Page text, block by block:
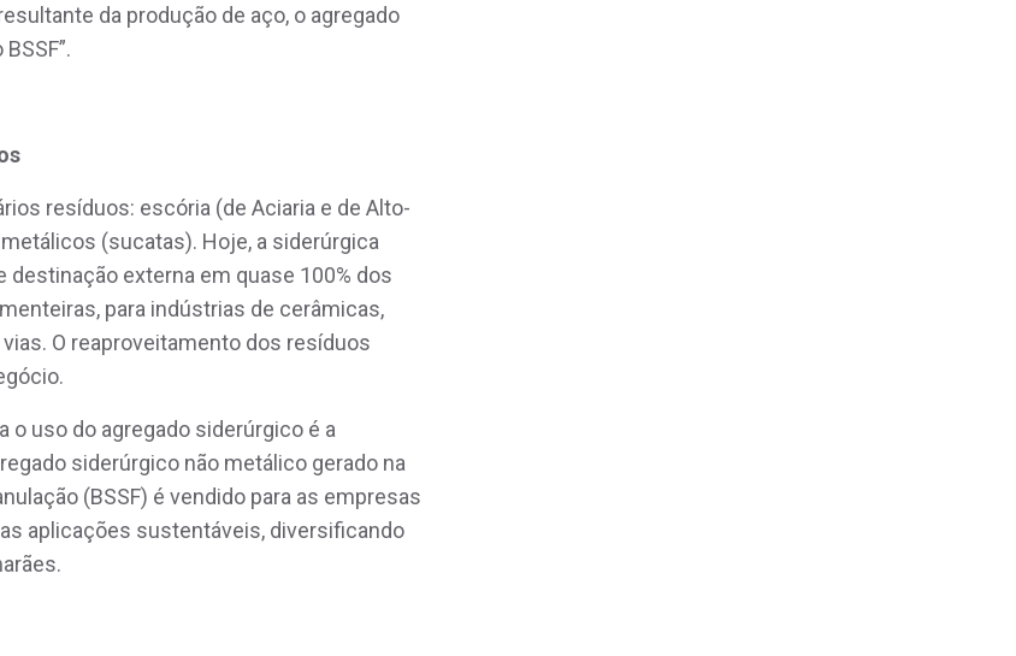
da produção de aço, o agregado
resíduos: escória (de Aciaria e de Alto-
(sucatas). Hoje, a siderúrgica
externa em quase 100% dos
para indústrias de cerâmicas,
O reaproveitamento dos resíduos
o uso do agregado siderúrgico é a
siderúrgico não metálico gerado na
(BSSF) é vendido para as empresas
aplicações sustentáveis, diversificando